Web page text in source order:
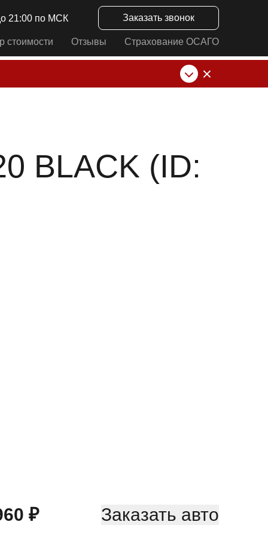
21:00 по МСК Заказать звонок
стоимости Отзывы Страхование ОСАГО
BLACK (ID:
₽ Заказать авто